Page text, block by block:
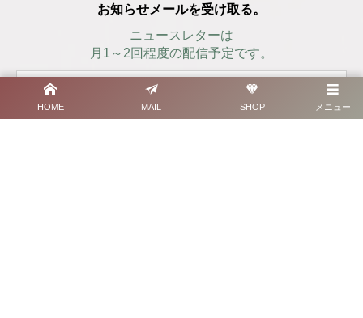
メニュー
HOME MAIL SHOP
お知らせメールを受け取る。
ニュースレターは
月1～2回程度の配信予定です。